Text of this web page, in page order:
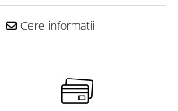
Cere informatii